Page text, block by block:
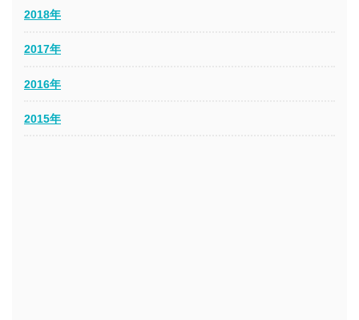
2018年
2017年
2016年
2015年